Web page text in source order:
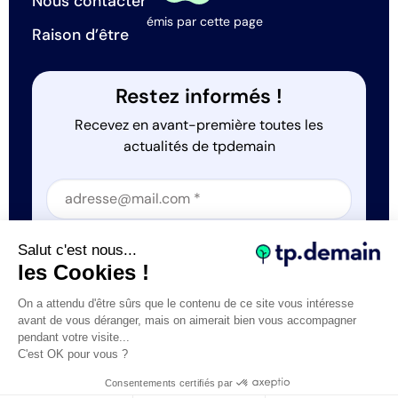
Raison d’être
émis par cette page
Restez informés !
Recevez en avant-première toutes les
actualités de tpdemain
Section
Section
J'accepte que tp.demain utilise mes informations
Tous droits réservés © tp.demain 2026Mentions légales
Salut c'est nous...
les Cookies !
On a attendu d'être sûrs que le contenu de ce site vous intéresse
avant de vous déranger, mais on aimerait bien vous accompagner
pendant votre visite...
C'est OK pour vous ?
Consentements certifiés par